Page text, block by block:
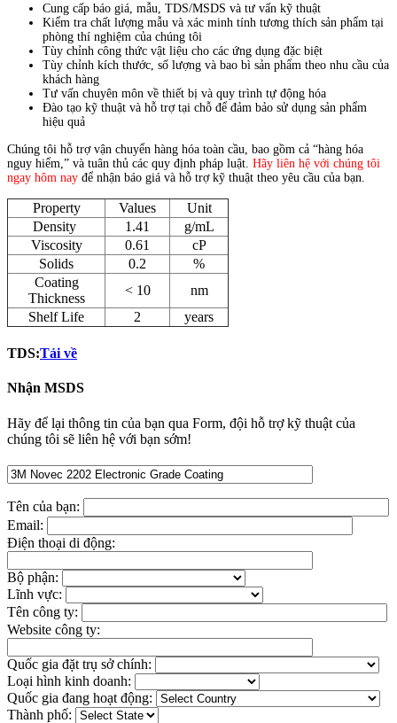
Cung cấp báo giá, mẫu, TDS/MSDS và tư vấn kỹ thuật
Kiểm tra chất lượng mẫu và xác minh tính tương thích sản phẩm tại
phòng thí nghiệm của chúng tôi
Tùy chỉnh công thức vật liệu cho các ứng dụng đặc biệt
Tùy chỉnh kích thước, số lượng và bao bì sản phẩm theo nhu cầu của
khách hàng
Tư vấn chuyên môn về thiết bị và quy trình tự động hóa
Đào tạo kỹ thuật và hỗ trợ tại chỗ để đảm bảo sử dụng sản phẩm
hiệu quả
Chúng tôi hỗ trợ vận chuyển hàng hóa toàn cầu, bao gồm cả “hàng hóa
nguy hiểm,” và tuân thủ các quy định pháp luật. Hãy liên hệ với chúng tôi
ngay hôm nay để nhận báo giá và hỗ trợ kỹ thuật theo yêu cầu của bạn.
Property Values
Unit
Density
1.41
g/mL
Viscosity
0.61
cP
Solids
0.2
%
Coating
Thickness
< 10
nm
Shelf Life
2 years
TDS:Tải về
Nhận MSDS
Hãy để lại thông tin của bạn qua Form, đội hỗ trợ kỹ thuật của
chúng tôi sẽ liên hệ với bạn sớm!
Tên của bạn:
Email:
Điện thoại di động:
Bộ phận:
Lĩnh vực:
Tên công ty:
Website công ty:
Quốc gia đặt trụ sở chính:
Loại hình kinh doanh:
Quốc gia đang hoạt động:
Thành phố: